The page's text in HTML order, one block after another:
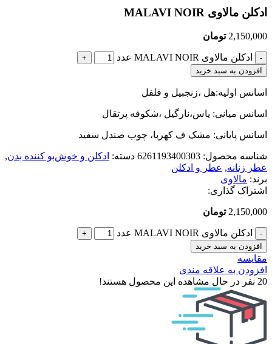
ادکلن مالاوی MALAVI NOIR
2,150,000 تومان
ادکلن مالاوی MALAVI NOIR عدد
افزودن به سبد خرید
اسانس اولیه:هل ،زنجبیل و فلفل
اسانس میانی: یاس،نارگیل ،شکوفه پرتقال
اسانس پایانی: مشک ف کهربا، چوب صندل سفید
شناسه محصول: 6261193400303 دسته: ادکلن و خوش‌بو کننده بدن,
عطر زنانه, عطر و ادکلن
برند: مالاوی
اشتراک گذاری:
2,150,000 تومان
ادکلن مالاوی MALAVI NOIR عدد
افزودن به سبد خرید
مقایسه
افزودن به علاقه مندی
20 نفر در حال مشاهده این محصول هستند!